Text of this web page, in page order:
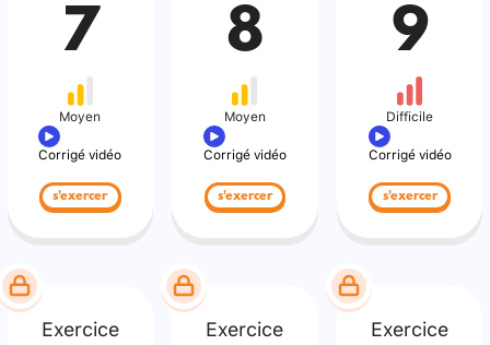
7
Moyen
Corrigé vidéo
s'exercer
8
Moyen
Corrigé vidéo
s'exercer
9
Difficile
Corrigé vidéo
s'exercer
Exercice Exercice Exercice